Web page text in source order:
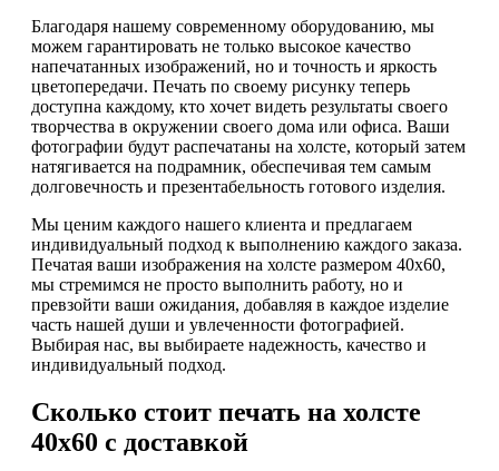
Благодаря нашему современному оборудованию, мы
можем гарантировать не только высокое качество
напечатанных изображений, но и точность и яркость
цветопередачи. Печать по своему рисунку теперь
доступна каждому, кто хочет видеть результаты своего
творчества в окружении своего дома или офиса. Ваши
фотографии будут распечатаны на холсте, который затем
натягивается на подрамник, обеспечивая тем самым
долговечность и презентабельность готового изделия.
Мы ценим каждого нашего клиента и предлагаем
индивидуальный подход к выполнению каждого заказа.
Печатая ваши изображения на холсте размером 40х60,
мы стремимся не просто выполнить работу, но и
превзойти ваши ожидания, добавляя в каждое изделие
часть нашей души и увлеченности фотографией.
Выбирая нас, вы выбираете надежность, качество и
индивидуальный подход.
Сколько стоит печать на холсте
40х60 с доставкой